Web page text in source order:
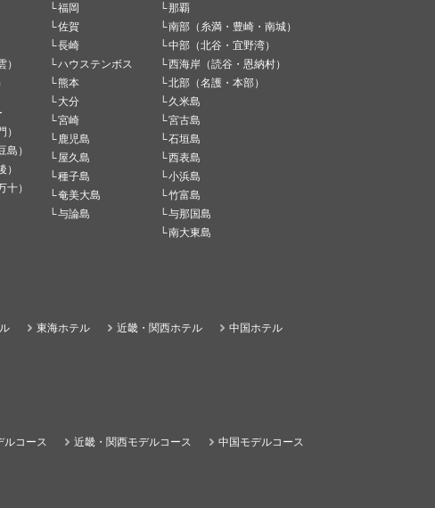
島）
十）
福岡
佐賀
長崎
ハウステンボス
熊本
大分
宮崎
鹿児島
屋久島
種子島
奄美大島
与論島
那覇
南部（糸満・豊崎・南城）
中部（北谷・宜野湾）
西海岸（読谷・恩納村）
北部（名護・本部）
久米島
宮古島
石垣島
西表島
小浜島
竹富島
与那国島
南大東島
東海ホテル 近畿・関西ホテル 中国ホテル
ルコース 近畿・関西モデルコース 中国モデルコース